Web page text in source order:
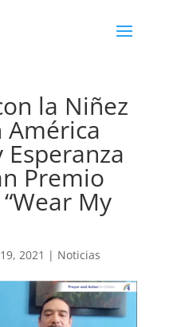
la Niñez
América
Premio
My
2021 | Noticias